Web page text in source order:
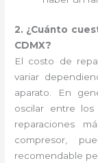
2. ¿Cuánto
CDMX?
El costo de
variar
aparato. En
oscilar entre
reparaciones
compresor,
recomendable